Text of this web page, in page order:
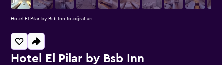
Hotel El Pilar by Bsb Inn
Hotel El Pilar by Bsb Inn fotoğrafları